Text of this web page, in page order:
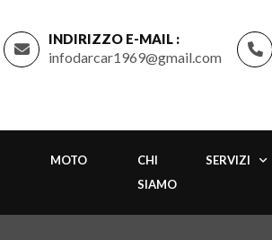
INDIRIZZO E-MAIL :
infodarcar1969@gmail.com
MOTO
CHI
SIAMO
SERVIZI